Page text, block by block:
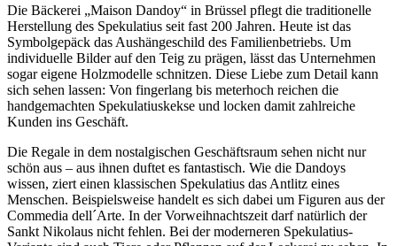
Die Bäckerei „Maison Dandoy“ in Brüssel pflegt die traditionelle
Herstellung des Spekulatius seit fast 200 Jahren. Heute ist das
Symbolgepäck das Aushängeschild des Familienbetriebs. Um
individuelle Bilder auf den Teig zu prägen, lässt das Unternehmen
sogar eigene Holzmodelle schnitzen. Diese Liebe zum Detail kann
sich sehen lassen: Von fingerlang bis meterhoch reichen die
handgemachten Spekulatiuskekse und locken damit zahlreiche
Kunden ins Geschäft.
Die Regale in dem nostalgischen Geschäftsraum sehen nicht nur
schön aus – aus ihnen duftet es fantastisch. Wie die Dandoys
wissen, ziert einen klassischen Spekulatius das Antlitz eines
Menschen. Beispielsweise handelt es sich dabei um Figuren aus der
Commedia dell´Arte. In der Vorweihnachtszeit darf natürlich der
Sankt Nikolaus nicht fehlen. Bei der moderneren Spekulatius-